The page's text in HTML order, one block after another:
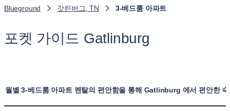
Blueground 갓린버그, TN 3-베드룸 아파트
포켓 가이드 Gatlinburg
월별 3-베드룸 아파트 렌탈의 편안함을 통해 Gatlinburg 에서 편안한